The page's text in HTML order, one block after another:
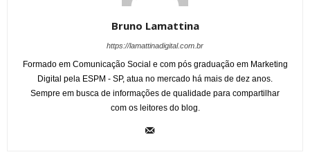
Bruno Lamattina
https://lamattinadigital.com.br
Formado em Comunicação Social e com pós graduação em Marketing
Digital pela ESPM - SP, atua no mercado há mais de dez anos.
Sempre em busca de informações de qualidade para compartilhar
com os leitores do blog.